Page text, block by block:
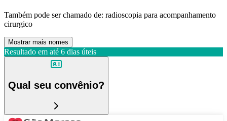
Também pode ser chamado de: radioscopia para acompanhamento
cirurgico
Mostrar mais nomes
Resultado em até 6 dias úteis
Qual seu convênio?